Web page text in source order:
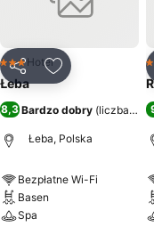
UdostępnijDodaj do
3 Kategoria
Hotel
Łeba
8,3Bardzo dobry (liczba
Łeba, Polska
Bezpłatne Wi-Fi
Basen
Spa